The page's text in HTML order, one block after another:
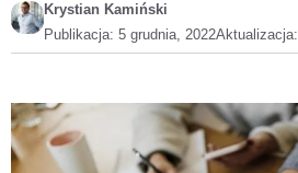
Krystian Kamiński
Publikacja: 5 grudnia, 2022Aktualizacja: